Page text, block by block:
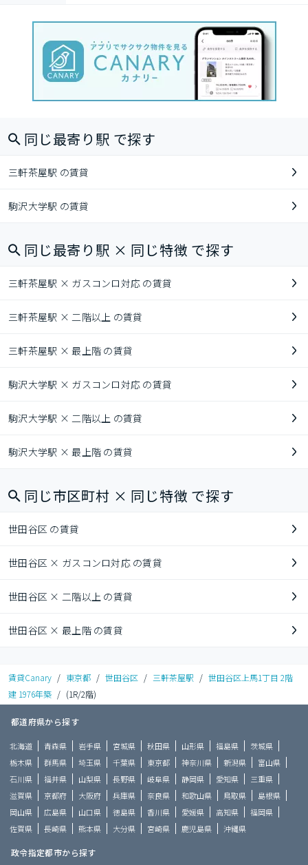
同じ最寄り駅 で探す
三軒茶屋駅 の賃貸
駒沢大学駅 の賃貸
同じ最寄り駅 × 同じ特徴 で探す
三軒茶屋駅 × ガスコンロ対応 の賃貸
三軒茶屋駅 × 二階以上 の賃貸
三軒茶屋駅 × 最上階 の賃貸
駒沢大学駅 × ガスコンロ対応 の賃貸
駒沢大学駅 × 二階以上 の賃貸
駒沢大学駅 × 最上階 の賃貸
同じ市区町村 × 同じ特徴 で探す
世田谷区 の賃貸
世田谷区 × ガスコンロ対応 の賃貸
世田谷区 × 二階以上 の賃貸
世田谷区 × 最上階 の賃貸
賃貸Canary / 東京都 / 世田谷区 / 三軒茶屋駅 / 世田谷区上馬1丁目 2階
建 1976年築 / (1R/2階)
都道府県から探す
北海道 青森県 岩手県 宮城県 秋田県 山形県 福島県
茨城県
栃木県
群馬県 埼玉県 千葉県 東京都 神奈川県 新潟県
富山県
石川県
福井県 山梨県 長野県 岐阜県 静岡県 愛知県
三重県
滋賀県
京都府 大阪府 兵庫県 奈良県 和歌山県 鳥取県
島根県
岡山県
広島県 山口県 徳島県 香川県 愛媛県 高知県
福岡県
佐賀県
長崎県 熊本県 大分県 宮崎県 鹿児島県 沖縄県
政令指定都市から探す